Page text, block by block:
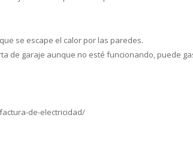
se escape el calor por las paredes.
de garaje aunque no esté funcionando, puede
de-electricidad/